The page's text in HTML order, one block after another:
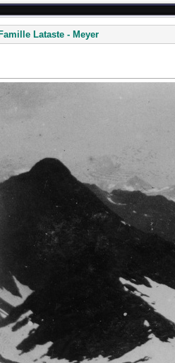
Lataste - Meyer